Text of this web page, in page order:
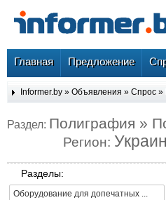
Главная Предложение
Informer.by » Объявления » Спрос »
Раздел: Полиграфия »
Регион:
Разделы:
Оборудование для допечатных ...